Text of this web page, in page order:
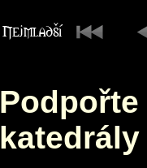
katedrály